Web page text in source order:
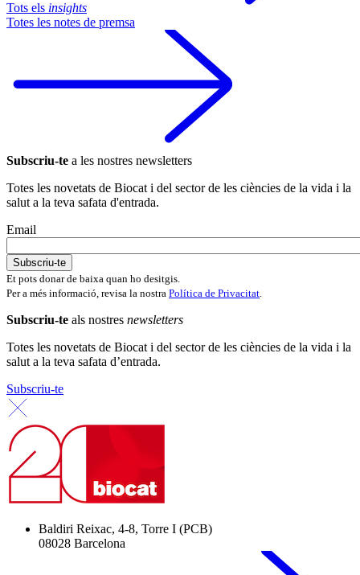
Tots els insights
Totes les notes de premsa
Subscriu-te a les nostres newsletters
Totes les novetats de Biocat i del sector de les ciències de la vida i la
salut a la teva safata d'entrada.
Email
Et pots donar de baixa quan ho desitgis.
Per a més informació, revisa la nostra Política de Privacitat.
Subscriu-te als nostres newsletters
Totes les novetats de Biocat i del sector de les ciències de la vida i la
salut a la teva safata d’entrada.
Subscriu-te
Baldiri Reixac, 4-8, Torre I (PCB)
08028 Barcelona